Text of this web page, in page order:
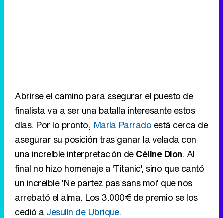
Abrirse el camino para asegurar el puesto de
finalista va a ser una batalla interesante estos
días. Por lo pronto, María Parrado está cerca de
asegurar su posición tras ganar la velada con
una increíble interpretación deCéline Dion. Al
final no hizo homenaje a 'Titanic', sino que cantó
un increíble 'Ne partez pas sans moi' que nos
arrebató el alma. Los 3.000€ de premio se los
cedió a Jesulín de Ubrique.